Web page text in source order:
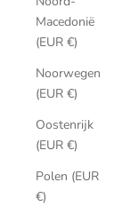
Macedonië
(EUR €)
Noorwegen
(EUR €)
Oostenrijk
(EUR €)
Polen (EUR
€)